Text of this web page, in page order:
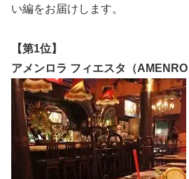
い編をお届けします。
【第1位】
アメンロラ フィエスタ（AMENRO